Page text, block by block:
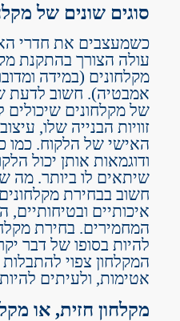
סוגים שונים של
כשמעצבים את חדרי
עולה הצורך בהתקנת
מקלחונים (במידה
אמבטיה). חשוב לדעת
של מקלחונים שיכולים
זוויות הבנייה שלו,
האישי של הלקוח. כמו
ודוגמאות אותן יכול
שיתאים לו ביותר. מה
חשוב בבחירת
איכותיים ובטיחותיים,
המחמירים. בחירת
להיות בסופו של דבר
המקלחון צפוי
אטימות, ולעיתים
מקלחון חזית, או